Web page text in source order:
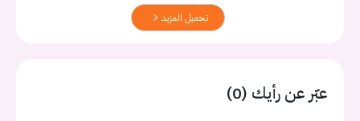
تحميل المزيد
عبّر عن رأيك (0)